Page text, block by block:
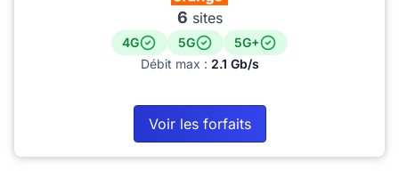
6 sites
4G 5G
5G+
Débit max : 2.1 Gb/s
Voir les forfaits